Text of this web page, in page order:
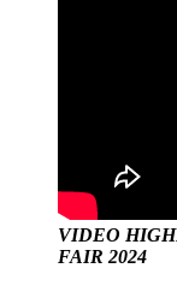
VIDEO
FAIR 2024